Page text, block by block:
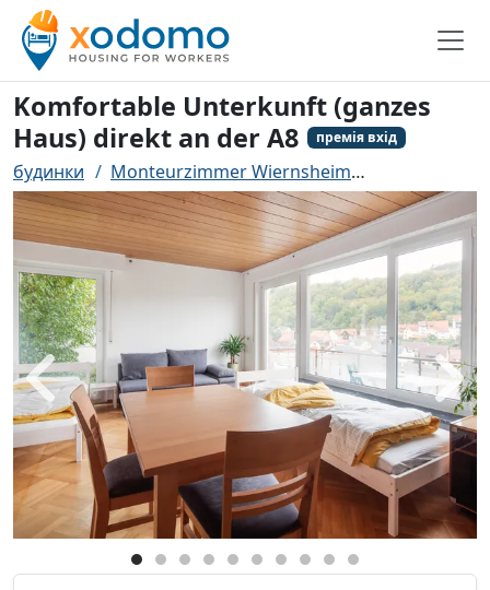
Komfortable Unterkunft (ganzes
Haus) direkt an der A8
премія вхід
будинки Monteurzimmer Wiernsheim
назад